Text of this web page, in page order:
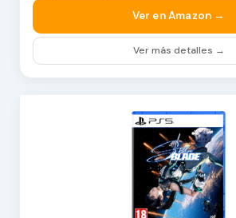
Ver en Amazon →
Ver más detalles →